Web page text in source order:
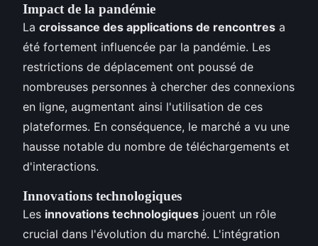
Impact de la pandémie
La croissance des applications de rencontres a
été fortement influencée par la pandémie. Les
restrictions de déplacement ont poussé de
nombreuses personnes à chercher des connexions
en ligne, augmentant ainsi l'utilisation de ces
plateformes. En conséquence, le marché a vu une
hausse notable du nombre de téléchargements et
d'interactions.
Innovations technologiques
Les innovations technologiques jouent un rôle
crucial dans l'évolution du marché. L'intégration